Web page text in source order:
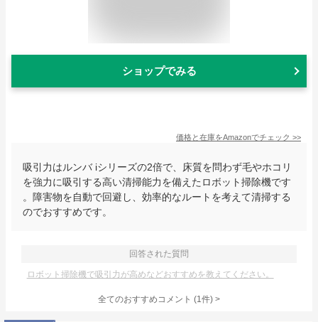
ショップでみる
価格と在庫をAmazonでチェック >>
吸引力はルンバ iシリーズの2倍で、床質を問わず毛やホコリ
を強力に吸引する高い清掃能力を備えたロボット掃除機です
。障害物を自動で回避し、効率的なルートを考えて清掃する
のでおすすめです。
回答された質問
ロボット掃除機で吸引力が高めなどおすすめを教えてください。
全てのおすすめコメント (1件) >